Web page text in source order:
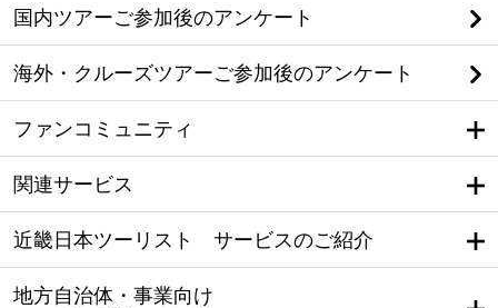
国内ツアーご参加後のアンケート
海外・クルーズツアーご参加後のアンケート
ファンコミュニティ
関連サービス
近畿日本ツーリスト サービスのご紹介
地方自治体・事業向け